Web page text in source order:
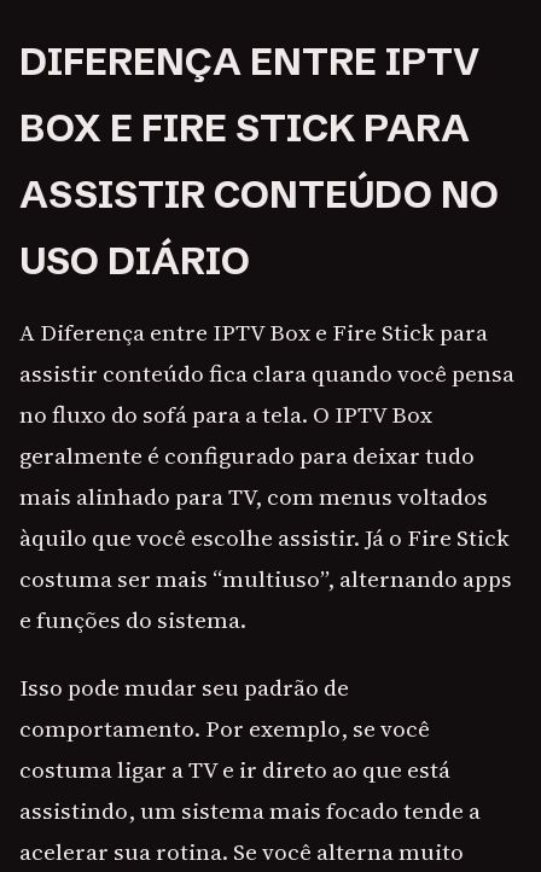
DIFERENÇA ENTRE IPTV
BOX E FIRE STICK PARA
ASSISTIR CONTEÚDO NO
USO DIÁRIO
A Diferença entre IPTV Box e Fire Stick para
assistir conteúdo fica clara quando você pensa
no fluxo do sofá para a tela. O IPTV Box
geralmente é configurado para deixar tudo
mais alinhado para TV, com menus voltados
àquilo que você escolhe assistir. Já o Fire Stick
costuma ser mais “multiuso”, alternando apps
e funções do sistema.
Isso pode mudar seu padrão de
comportamento. Por exemplo, se você
costuma ligar a TV e ir direto ao que está
assistindo, um sistema mais focado tende a
acelerar sua rotina. Se você alterna muito